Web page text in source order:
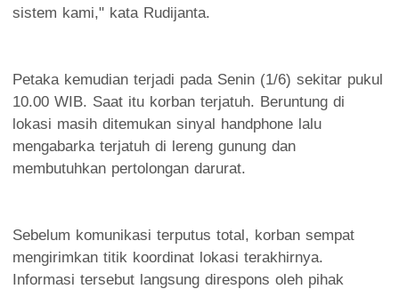
sistem kami," kata Rudijanta.
Petaka kemudian terjadi pada Senin (1/6) sekitar pukul
10.00 WIB. Saat itu korban terjatuh. Beruntung di
lokasi masih ditemukan sinyal handphone lalu
mengabarka terjatuh di lereng gunung dan
membutuhkan pertolongan darurat.
Sebelum komunikasi terputus total, korban sempat
mengirimkan titik koordinat lokasi terakhirnya.
Informasi tersebut langsung direspons oleh pihak